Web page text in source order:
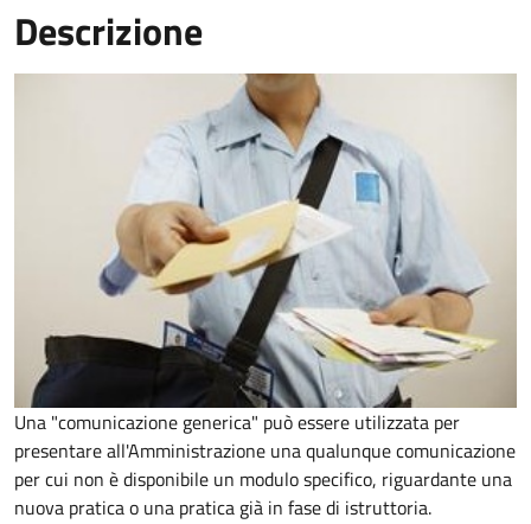
Descrizione
Una "comunicazione generica" può essere utilizzata per
presentare all'Amministrazione una qualunque comunicazione
per cui non è disponibile un modulo specifico, riguardante una
nuova pratica o una pratica già in fase di istruttoria.